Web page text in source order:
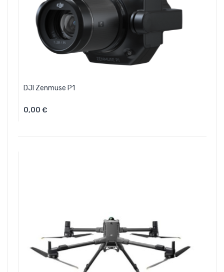
DJI Zenmuse P1
0,00 €